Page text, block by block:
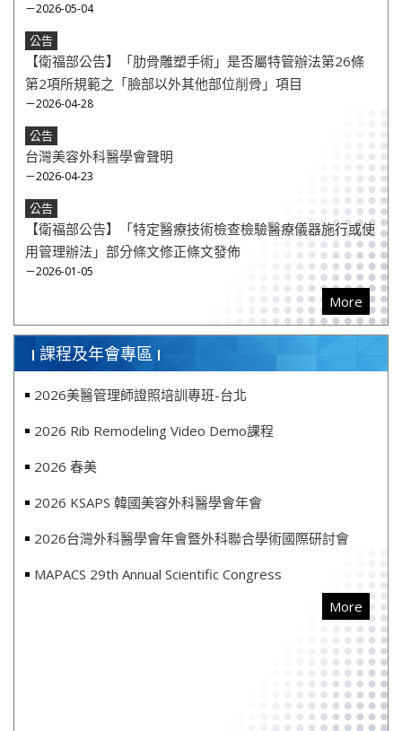
－2026-05-04
公告
【衛福部公告】「肋骨雕塑手術」是否屬特管辦法第26條
第2項所規範之「臉部以外其他部位削骨」項目
－2026-04-28
公告
台灣美容外科醫學會聲明
－2026-04-23
公告
【衛福部公告】「特定醫療技術檢查檢驗醫療儀器施行或使
用管理辦法」部分條文修正條文發佈
－2026-01-05
More
課程及年會專區
2026美醫管理師證照培訓專班-台北
2026 Rib Remodeling Video Demo課程
2026 春美
2026 KSAPS 韓國美容外科醫學會年會
2026台灣外科醫學會年會曁外科聯合學術國際研討會
MAPACS 29th Annual Scientific Congress
More